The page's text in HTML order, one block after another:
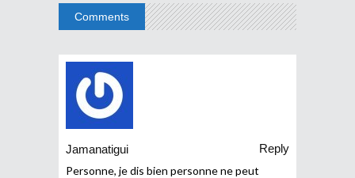
Comments
Jamanatigui
Reply
Personne, je dis bien personne ne peut